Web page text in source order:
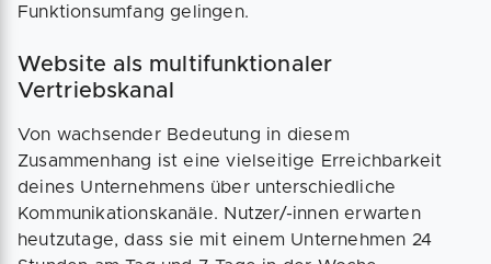
Funktionsumfang gelingen.
Website als multifunktionaler
Vertriebskanal
Von wachsender Bedeutung in diesem
Zusammenhang ist eine vielseitige Erreichbarkeit
deines Unternehmens über unterschiedliche
Kommunikationskanäle. Nutzer/-innen erwarten
heutzutage, dass sie mit einem Unternehmen 24